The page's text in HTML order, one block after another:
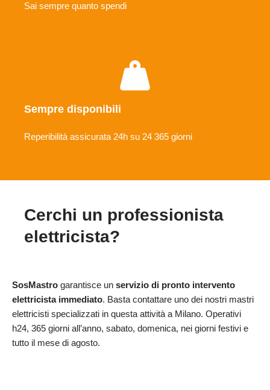
Sai sempre quanto spendi
Sempre disponibili
Reperibilità assicurata 24h su 24 365 giorni
Cerchi un professionista
elettricista?
SosMastro garantisce un servizio di pronto intervento
elettricista immediato. Basta contattare uno dei nostri mastri
elettricisti specializzati in questa attività a Milano. Operativi
h24, 365 giorni all’anno, sabato, domenica, nei giorni festivi e
tutto il mese di agosto.